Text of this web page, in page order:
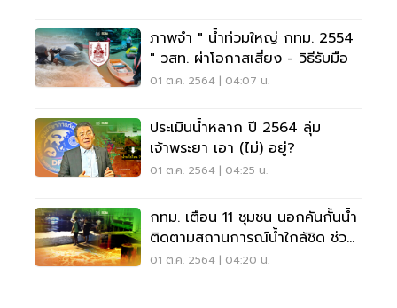
ภาพจำ " น้ำท่วมใหญ่ กทม. 2554
" วสท. ผ่าโอกาสเสี่ยง - วิธีรับมือ
01 ต.ค. 2564 | 04:07 น.
ประเมินน้ำหลาก ปี 2564 ลุ่ม
เจ้าพระยา เอา (ไม่) อยู่?
01 ต.ค. 2564 | 04:25 น.
กทม. เตือน 11 ชุมชน นอกคันกั้นน้ำ
ติดตามสถานการณ์น้ำใกล้ชิด ช่วง
1-5 ต.ค.64
01 ต.ค. 2564 | 04:20 น.